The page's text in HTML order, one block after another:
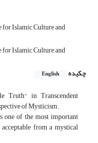
for Islamic Culture and
for Islamic Culture and
چکیده
English
Truth" in Transcendent
of Mysticism.
of the most important
from a mystical